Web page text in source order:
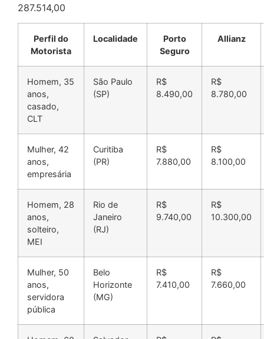
287.514,00
Perfil do
Motorista
Localidade
Porto
Seguro
Allianz
Homem, 35
anos,
casado,
CLT
São Paulo
(SP)
R$
8.490,00
R$
8.780,00
Mulher, 42
anos,
empresária
Curitiba
(PR)
R$
7.880,00
R$
8.100,00
Homem, 28
anos,
solteiro,
MEI
Rio de
Janeiro
(RJ)
R$
9.740,00
R$
10.300,00
Mulher, 50
anos,
servidora
pública
Belo
Horizonte
(MG)
R$
7.410,00
R$
7.660,00